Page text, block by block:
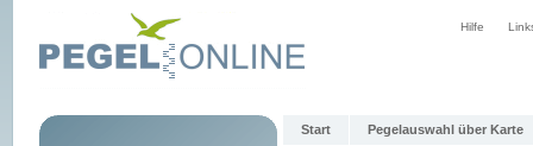
Hilfe
Start Pegelauswahl über Karte